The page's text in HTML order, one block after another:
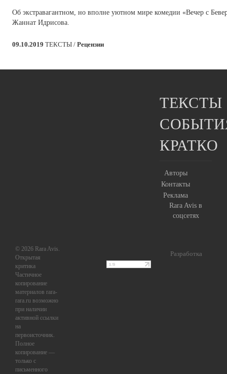
Об экстравагантном, но вполне уютном мире комедии «Вечер с
Жаннат Идрисова.
09.10.2019 ТЕКСТЫ / Рецензии
ТЕКСТЫ
КРАТКО
Авторы
Контакты
Реклама
Rara Avis в
соцсетях
Разработка
© 2026 Rara Avis.
Открытая
критика
Частичное
копирование
материалов rara-
rara.ru возможно
при наличии
активной ссылки
на
первоисточник.
Полное
копирование —
только с
письменного